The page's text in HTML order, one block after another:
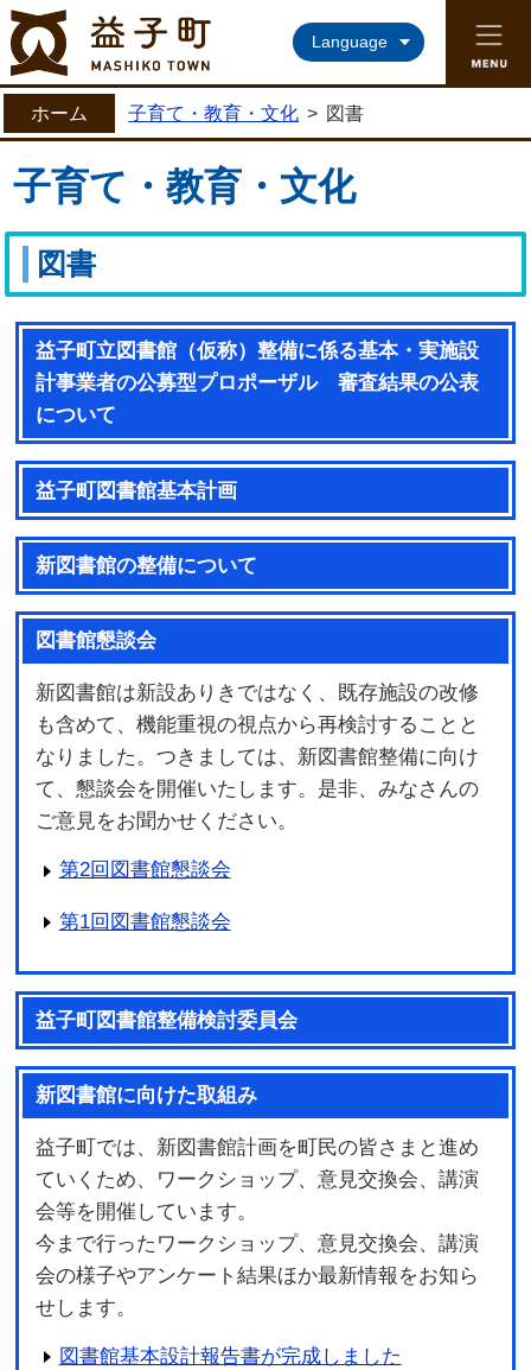
益子町ホームページ
Language
ホーム 子育て・教育・文化 > 図書
子育て・教育・文化
図書
益子町立図書館（仮称）整備に係る基本・実施設
計事業者の公募型プロポーザル 審査結果の公表
について
益子町図書館基本計画
新図書館の整備について
図書館懇談会
新図書館は新設ありきではなく、既存施設の改修
も含めて、機能重視の視点から再検討することと
なりました。つきましては、新図書館整備に向け
て、懇談会を開催いたします。是非、みなさんの
ご意見をお聞かせください。
第2回図書館懇談会
第1回図書館懇談会
益子町図書館整備検討委員会
新図書館に向けた取組み
益子町では、新図書館計画を町民の皆さまと進め
ていくため、ワークショップ、意見交換会、講演
会等を開催しています。
今まで行ったワークショップ、意見交換会、講演
会の様子やアンケート結果ほか最新情報をお知ら
せします。
図書館基本設計報告書が完成しました